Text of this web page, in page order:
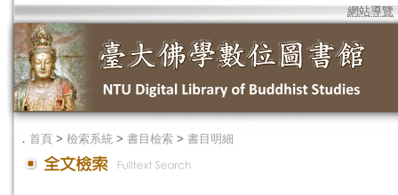
網站導覽
． 首頁 > 檢索系統 > 書目檢索 > 書目明細